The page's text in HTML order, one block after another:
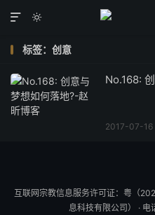


标签：创意
No.168:
2017-07-16
互联网宗教信息服务许可证：粤（
息科技有限公司） ·